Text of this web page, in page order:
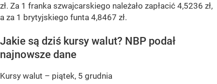
zł. Za 1 franka szwajcarskiego należało zapłacić 4,5236 zł,
a za 1 brytyjskiego funta 4,8467 zł.
Jakie są dziś kursy walut? NBP podał
najnowsze dane
Kursy walut – piątek, 5 grudnia